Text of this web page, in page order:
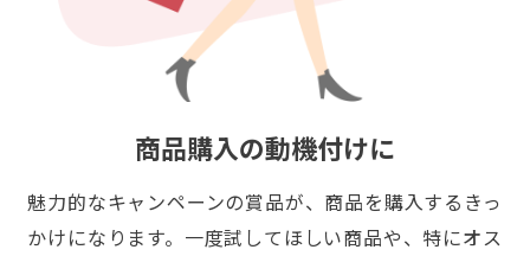
商品購入の動機付けに
魅力的なキャンペーンの賞品が、商品を購入するきっ
かけになります。一度試してほしい商品や、特にオス